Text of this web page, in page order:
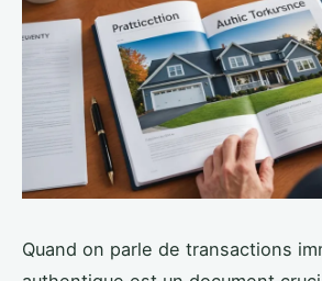
Quand on parle de transactions